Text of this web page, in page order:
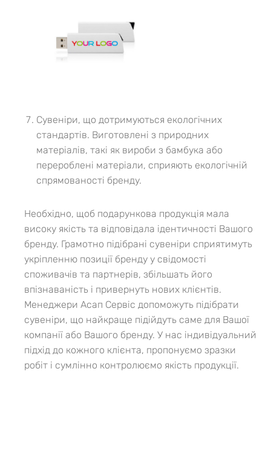
Сувеніри, що дотримуються екологічних
стандартів. Виготовлені з природних
матеріалів, такі як вироби з бамбука або
перероблені матеріали, сприяють екологічній
спрямованості бренду.
Необхідно, щоб подарункова продукція мала
високу якість та відповідала ідентичності Вашого
бренду. Грамотно підібрані сувеніри сприятимуть
укріпленню позиції бренду у свідомості
споживачів та партнерів, збільшать його
впізнаваність і привернуть нових клієнтів.
Менеджери Асап Сервіс допоможуть підібрати
сувеніри, що найкраще підійдуть саме для Вашої
компанії або Вашого бренду. У нас індивідуальний
підхід до кожного клієнта, пропонуємо зразки
робіт і сумлінно контролюємо якість продукції.